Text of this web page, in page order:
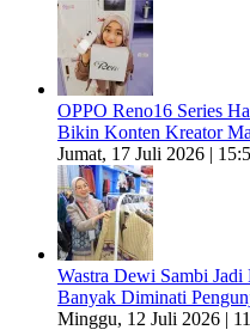
OPPO Reno16 Series
Bikin Konten Kreator
Jumat, 17 Juli 2026 |
Wastra Dewi Sambi Jadi
Banyak Diminati
Minggu, 12 Juli 2026 |